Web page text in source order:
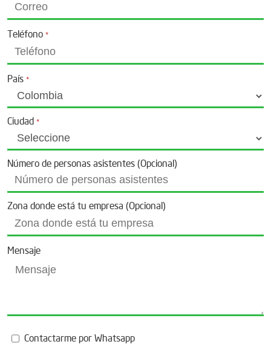
Teléfono *
País *
Ciudad *
Número de personas asistentes (Opcional)
Zona donde está tu empresa (Opcional)
Mensaje
Contactarme por Whatsapp